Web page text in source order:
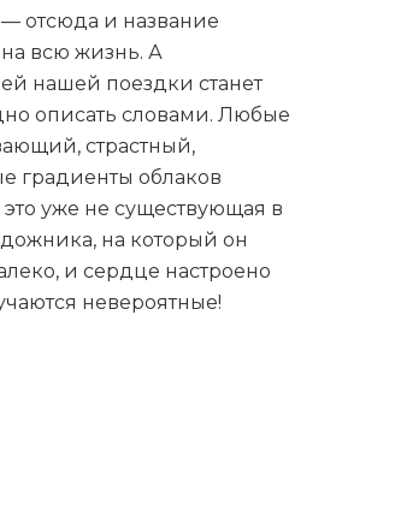
отсюда и название
всю жизнь. А
нашей поездки станет
описать словами. Любые
страстный,
градиенты облаков
уже не существующая в
на который он
и сердце настроено
невероятные!